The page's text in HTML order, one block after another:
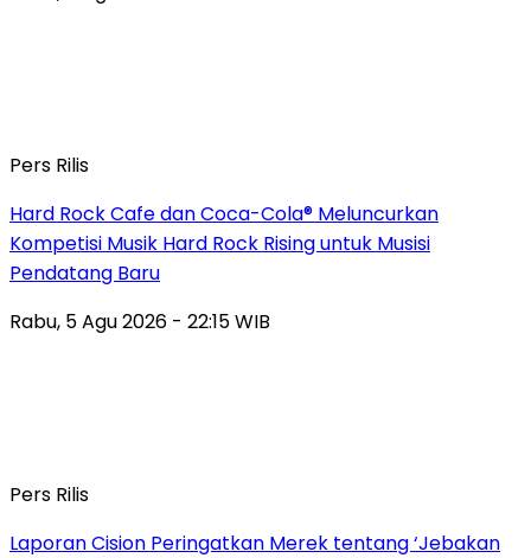
Pers Rilis
Hard Rock Cafe dan Coca-Cola® Meluncurkan
Kompetisi Musik Hard Rock Rising untuk Musisi
Pendatang Baru
Rabu, 5 Agu 2026 - 22:15 WIB
Pers Rilis
Laporan Cision Peringatkan Merek tentang ‘Jebakan